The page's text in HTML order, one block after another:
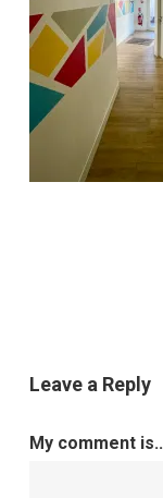
Leave a Reply
My comment is..